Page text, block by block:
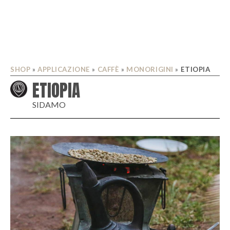
SHOP » APPLICAZIONE » CAFFÈ » MONORIGINI » ETIOPIA
ETIOPIA
SIDAMO